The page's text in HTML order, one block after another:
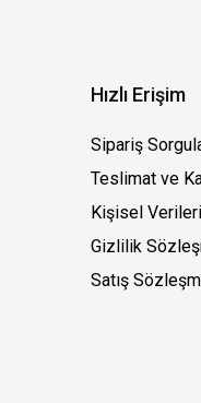
Hızlı Erişim
Sipariş
Teslimat ve
Kişisel
Gizlilik
Satış